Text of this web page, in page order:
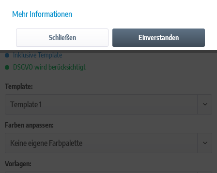
2.500,00 € *
Inklusive Template
DSGVO wird berücksichtigt
Template:
Farben anpassen:
Vorlagen:
Mehr Informationen
Einverstanden
Schließen